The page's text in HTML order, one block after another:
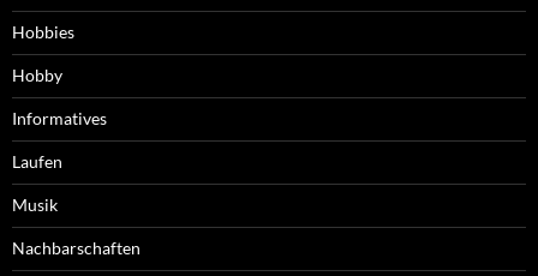
Hobbies
Hobby
Informatives
Laufen
Musik
Nachbarschaften